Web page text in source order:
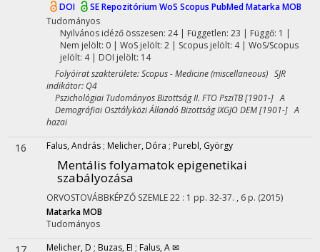
DOI
SE RepozitóriumWoS Scopus PubMedMatarkaMOB
Tudományos
Nyilvános idéző összesen: 24| Független: 23 | Függő: 1 |
Nem jelölt: 0 | WoS jelölt: 2 | Scopus jelölt: 4 | WoS/Scopus
jelölt: 4 | DOI jelölt: 14
Folyóirat szakterülete: Scopus - Medicine (miscellaneous) SJR
indikátor: Q4
Pszichológiai Tudományos Bizottság II. FTO PsziTB [1901-] A
Demográfiai Osztályközi Állandó Bizottság IXGJO DEM [1901-] A
hazai
16 Falus, András ; Melicher, Dóra ; Purebl, György
Mentális folyamatok epigenetikai
szabályozása
ORVOSTOVÁBBKÉPZŐ SZEMLE22 : 1 pp. 32-37. , 6 p. (2015)
MatarkaMOB
Tudományos
Melicher, D ; Buzas, EI ; Falus, A ✉